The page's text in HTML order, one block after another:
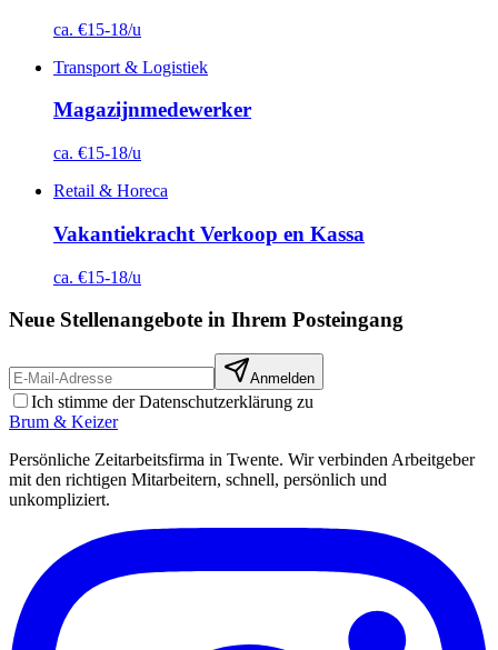
ca. €15-18/u
Transport & Logistiek
Magazijnmedewerker
ca. €15-18/u
Retail & Horeca
Vakantiekracht Verkoop en Kassa
ca. €15-18/u
Neue Stellenangebote in Ihrem Posteingang
Anmelden
Ich stimme der Datenschutzerklärung zu
Brum & Keizer
Persönliche Zeitarbeitsfirma in Twente. Wir verbinden Arbeitgeber
mit den richtigen Mitarbeitern, schnell, persönlich und
unkompliziert.